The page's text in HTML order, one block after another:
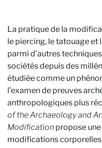
La pratique de la
le piercing, le tatouage
parmi d’autres
sociétés depuis des
étudiée comme un
l’examen de preuves
anthropologiques plus
of the Archaeology and
Modification propose
modifications corporelles